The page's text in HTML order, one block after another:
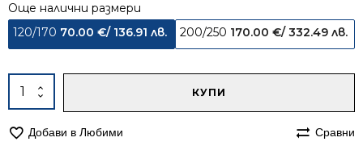
Още налични размери
120/170 70.00€/ 136.91 лв. 200/250 170.00 €/ 332.49 лв.
количество
за
120/170
КУПИ
Добави в Любими Сравни